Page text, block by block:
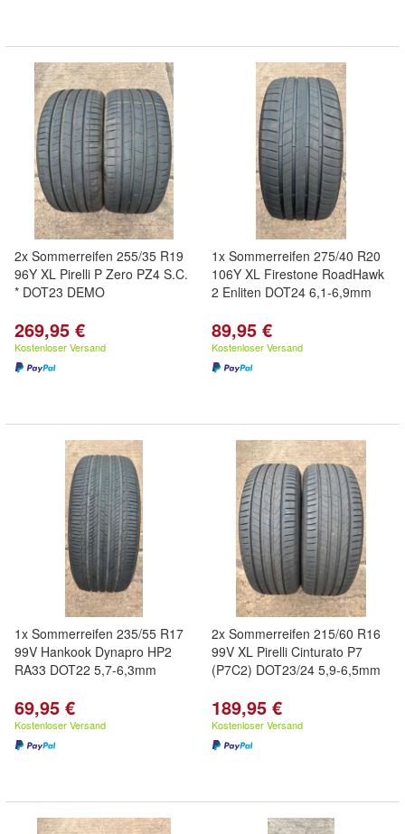
2x Sommerreifen 255/35 R19
96Y XL Pirelli P Zero PZ4 S.C.
* DOT23 DEMO
269,95 €
Kostenloser Versand
1x Sommerreifen 275/40 R20
106Y XL Firestone RoadHawk
2 Enliten DOT24 6,1-6,9mm
89,95 €
Kostenloser Versand
1x Sommerreifen 235/55 R17
99V Hankook Dynapro HP2
RA33 DOT22 5,7-6,3mm
69,95 €
Kostenloser Versand
2x Sommerreifen 215/60 R16
99V XL Pirelli Cinturato P7
(P7C2) DOT23/24 5,9-6,5mm
189,95 €
Kostenloser Versand